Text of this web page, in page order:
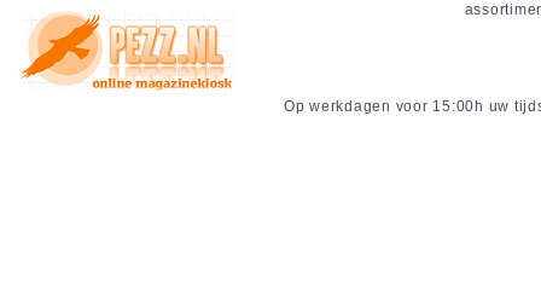
Op werkdagen voor 15:00h uw